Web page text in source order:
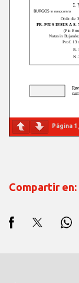
Página 1
Compartir en: